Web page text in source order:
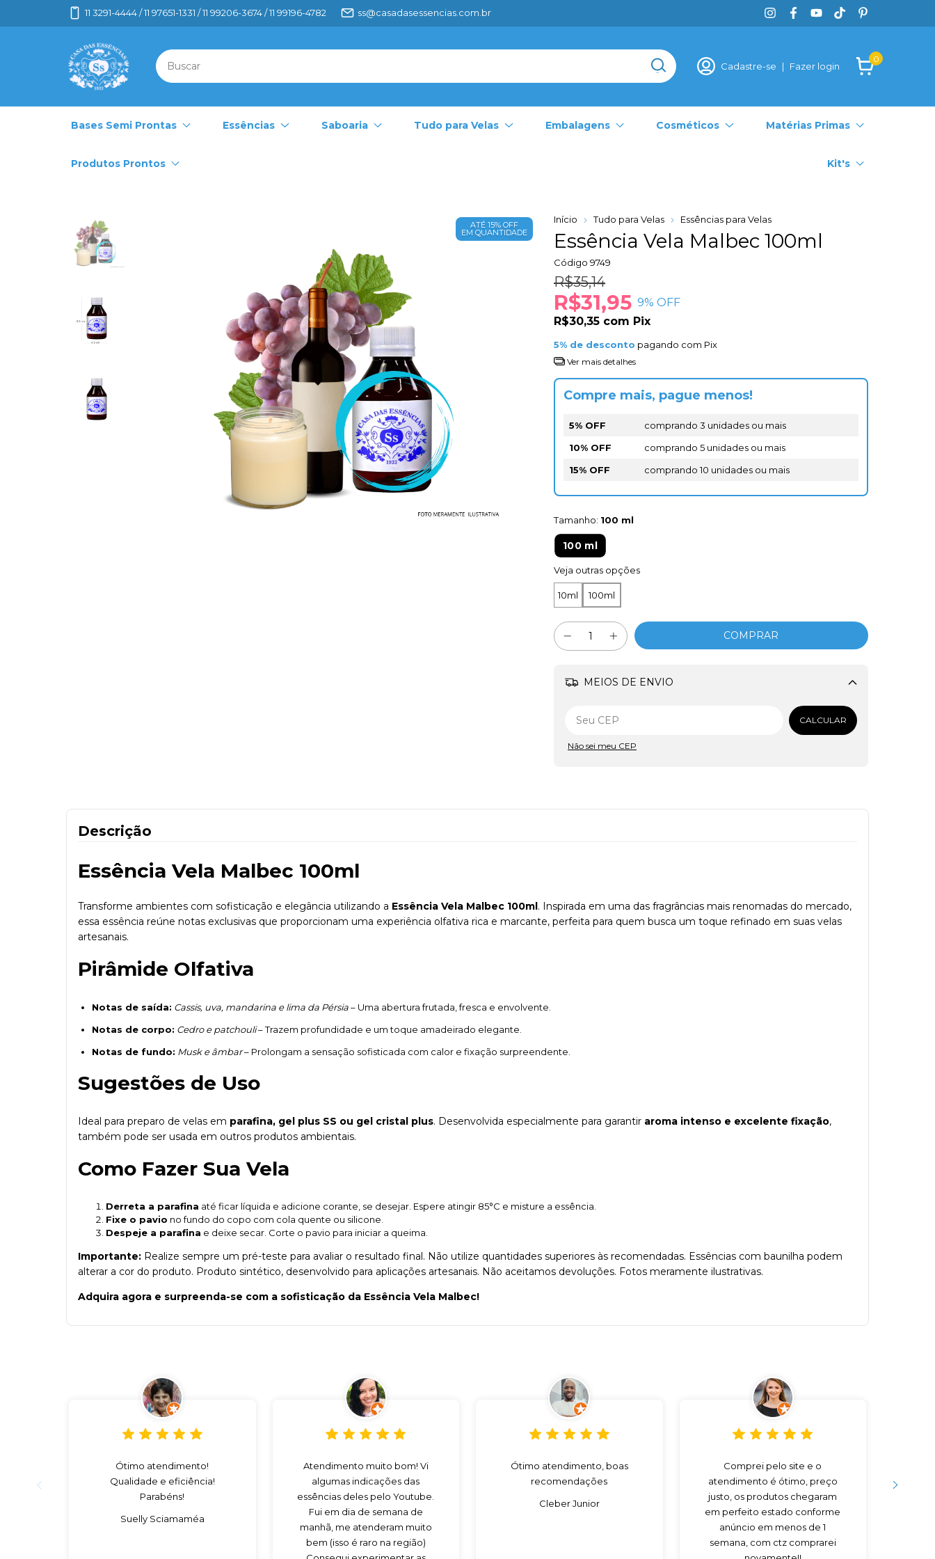
11 3291-4444 / 11 97651-1331 / 11 99206-3674 / 11 99196-4782 ss@casadasessencias.com.br
Cadastre-se | Fazer login
0
Bases Semi Prontas Essências Saboaria Tudo para Velas Embalagens Cosméticos Matérias Primas
Produtos Prontos Kit's
ATÉ 15% OFF
EM QUANTIDADE
Início Tudo para Velas Essências para Velas
Essência Vela Malbec 100ml
Código 9749
R$35,14
R$31,95 9% OFF
R$30,35 com Pix
5% de desconto pagando com Pix
Ver mais detalhes
Compre mais, pague menos!
5% OFF
comprando 3 unidades ou mais
10% OFF
comprando 5 unidades ou mais
15% OFF
comprando 10 unidades ou mais
Tamanho: 100 ml
100 ml
Veja outras opções
10ml 100ml
MEIOS DE ENVIO
Alterar CEP
CALCULAR
Não sei meu CEP
Descrição
Essência Vela Malbec 100ml
Transforme ambientes com sofisticação e elegância utilizando a Essência Vela Malbec 100ml. Inspirada em uma das fragrâncias mais renomadas do mercado,
essa essência reúne notas exclusivas que proporcionam uma experiência olfativa rica e marcante, perfeita para quem busca um toque refinado em suas velas
artesanais.
Pirâmide Olfativa
Notas de saída: Cassis, uva, mandarina e lima da Pérsia– Uma abertura frutada, fresca e envolvente.
Notas de corpo: Cedro e patchouli– Trazem profundidade e um toque amadeirado elegante.
Notas de fundo: Musk e âmbar– Prolongam a sensação sofisticada com calor e fixação surpreendente.
Sugestões de Uso
Ideal para preparo de velas em parafina, gel plus SS ou gel cristal plus. Desenvolvida especialmente para garantir aroma intenso e excelente fixação,
também pode ser usada em outros produtos ambientais.
Como Fazer Sua Vela
Derreta a parafina até ficar líquida e adicione corante, se desejar. Espere atingir 85°C e misture a essência.
Fixe o pavio no fundo do copo com cola quente ou silicone.
Despeje a parafina e deixe secar. Corte o pavio para iniciar a queima.
Importante: Realize sempre um pré-teste para avaliar o resultado final. Não utilize quantidades superiores às recomendadas. Essências com baunilha podem
alterar a cor do produto. Produto sintético, desenvolvido para aplicações artesanais. Não aceitamos devoluções. Fotos meramente ilustrativas.
Adquira agora e surpreenda-se com a sofisticação da Essência Vela Malbec!
Ótimo atendimento!
Qualidade e eficiência!
Parabéns!
Suelly Sciamaméa
Atendimento muito bom! Vi
algumas indicações das
essências deles pelo Youtube.
Fui em dia de semana de
manhã, me atenderam muito
bem (isso é raro na região)
Ótimo atendimento, boas
recomendações
Cleber Junior
Comprei pelo site e o
atendimento é ótimo, preço
justo, os produtos chegaram
em perfeito estado conforme
anúncio em menos de 1
semana, com ctz comprarei